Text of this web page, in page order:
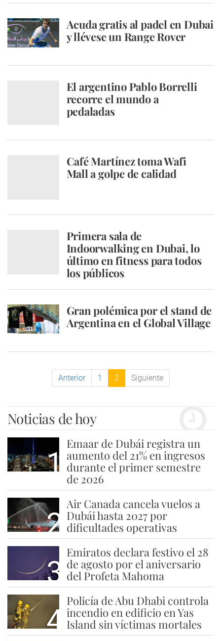
Acuda gratis al padel en Dubai
y llévese un Range Rover
El argentino Pablo Borrelli
recorre el mundo a
pedaladas
Café Martínez toma Wafi
Mall a golpe de calidad
Primera sala de
Indoorwalking en Dubai, lo
último en fitness para todos
los públicos
Gran polémica por el stand de
Argentina en el Global Village
Anterior 1 2 Siguiente
Noticias de hoy
1
Emaar de Dubái registra un
aumento del 21% en ingresos
durante el primer semestre
de 2026
2
Air Canada cancela vuelos a
Dubái hasta 2027 por
dificultades operativas
3
Emiratos declara festivo el 28
de agosto por el aniversario
del Profeta Mahoma
4
Policía de Abu Dhabi controla
incendio en edificio en Yas
Island sin víctimas mortales